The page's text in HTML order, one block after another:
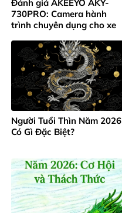
Đánh giá AKEEYO AKY-
730PRO: Camera hành
trình chuyên dụng cho xe
Người Tuổi Thìn Năm 2026
Có Gì Đặc Biệt?